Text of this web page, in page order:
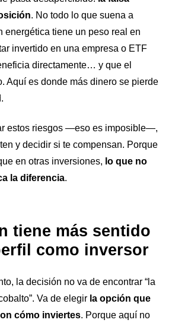
. No todo lo que suena a
energética tiene un peso real en
invertido en una empresa o ETF
directamente… y que el
Aquí es donde más dinero se pierde
estos riesgos —eso es imposible—,
y decidir si te compensan. Porque
en otras inversiones, lo que no
la diferencia.
tiene más sentido
como inversor
la decisión no va de encontrar “la
Va de elegir la opción que
cómo inviertes. Porque aquí no